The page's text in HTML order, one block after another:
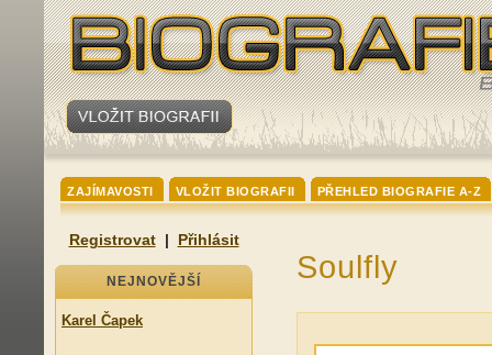
ZAJÍMAVOSTI VLOŽIT BIOGRAFII PŘEHLED BIOGRAFIE A-Z
Registrovat| Přihlásit
NEJNOVĚJŠÍ
Karel Čapek
Soulfly